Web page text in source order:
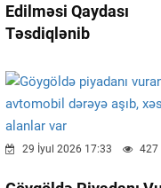
Edilməsi Qaydası
Təsdiqlənib
29 İyul 2026 17:33 427